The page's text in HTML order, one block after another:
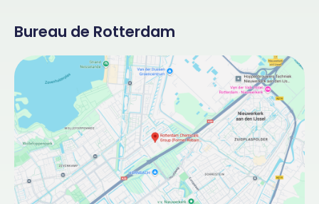
Bureau de Rotterdam